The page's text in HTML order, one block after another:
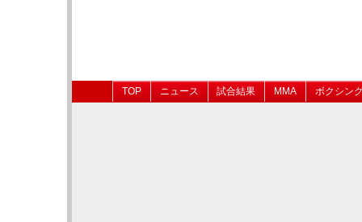
TOP ニュース 試合結果 MMA ボクシン